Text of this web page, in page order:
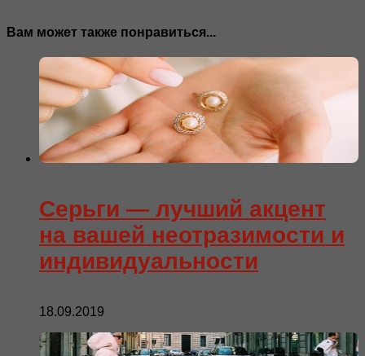
Вам может также понравиться...
Серьги — лучший акцент
на вашей неотразимости и
индивидуальности
18.09.2019